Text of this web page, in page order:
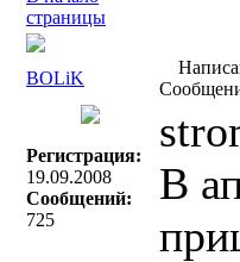
страницы
BOLiK
Регистрация:
19.09.2008
Сообщений:
725
В